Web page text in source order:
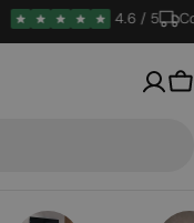
4.6 / 5